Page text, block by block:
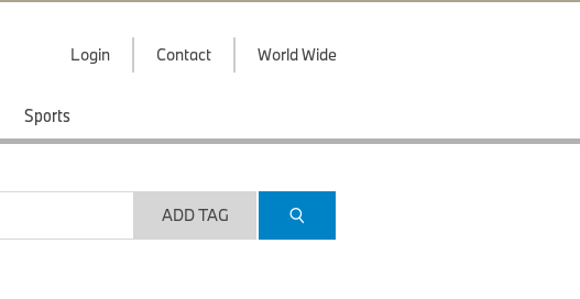
Login Contact World Wide
Sports
ADD TAG